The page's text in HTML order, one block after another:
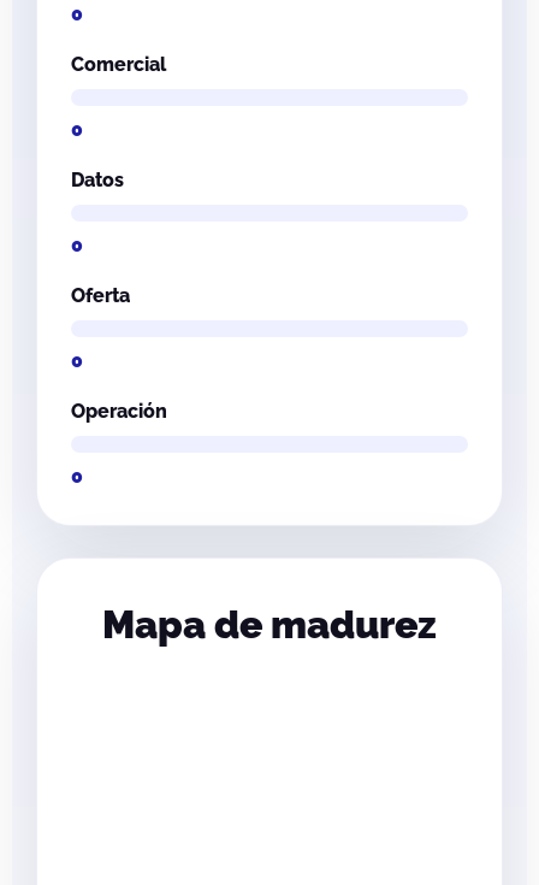
0
Comercial
0
Datos
0
Oferta
0
Operación
0
Mapa de madurez